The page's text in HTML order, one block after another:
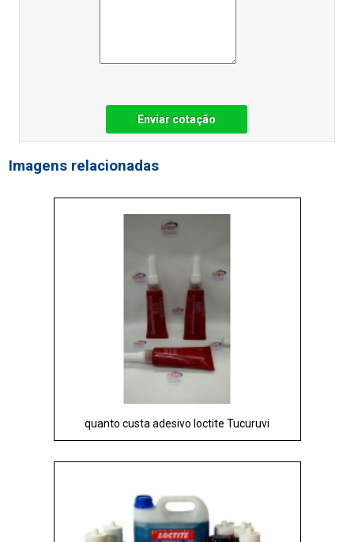
Enviar cotação
Imagens relacionadas
quanto custa adesivo loctite Tucuruvi